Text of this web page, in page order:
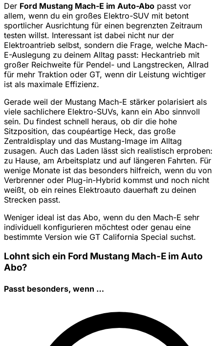
Der Ford Mustang Mach-E im Auto-Abo passt vor
allem, wenn du ein großes Elektro-SUV mit betont
sportlicher Ausrichtung für einen begrenzten Zeitraum
testen willst. Interessant ist dabei nicht nur der
Elektroantrieb selbst, sondern die Frage, welche Mach-
E-Auslegung zu deinem Alltag passt: Heckantrieb mit
großer Reichweite für Pendel- und Langstrecken, Allrad
für mehr Traktion oder GT, wenn dir Leistung wichtiger
ist als maximale Effizienz.
Gerade weil der Mustang Mach-E stärker polarisiert als
viele sachlichere Elektro-SUVs, kann ein Abo sinnvoll
sein. Du findest schnell heraus, ob dir die hohe
Sitzposition, das coupéartige Heck, das große
Zentraldisplay und das Mustang-Image im Alltag
zusagen. Auch das Laden lässt sich realistisch erproben:
zu Hause, am Arbeitsplatz und auf längeren Fahrten. Für
wenige Monate ist das besonders hilfreich, wenn du von
Verbrenner oder Plug-in-Hybrid kommst und noch nicht
weißt, ob ein reines Elektroauto dauerhaft zu deinen
Strecken passt.
Weniger ideal ist das Abo, wenn du den Mach-E sehr
individuell konfigurieren möchtest oder genau eine
bestimmte Version wie GT California Special suchst.
Lohnt sich ein Ford Mustang Mach-E im Auto
Abo?
Passt besonders, wenn …